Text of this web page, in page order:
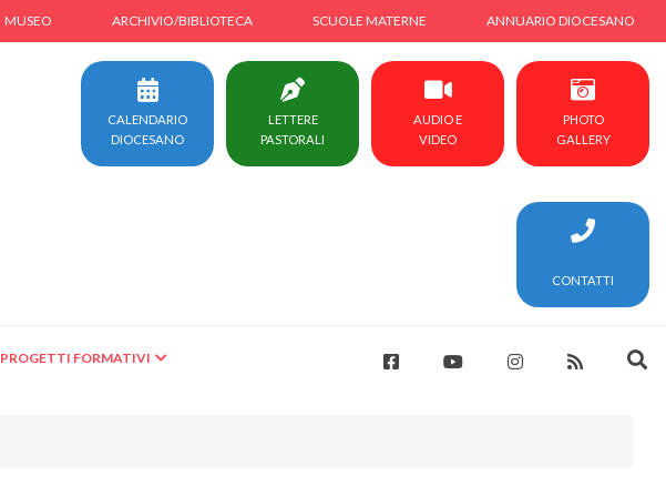
MUSEO ARCHIVIO/BIBLIOTECA SCUOLE MATERNE ANNUARIO DIOCESANO
CALENDARIO
DIOCESANO
LETTERE
PASTORALI
AUDIO E
VIDEO
PHOTO
GALLERY
CONTATTI
PROGETTI FORMATIVI